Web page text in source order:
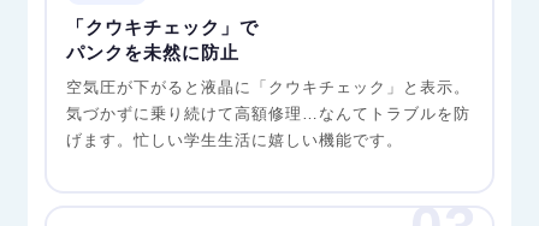
「クウキチェック」で
パンクを未然に防止
空気圧が下がると液晶に「クウキチェック」と表示。
気づかずに乗り続けて高額修理…なんてトラブルを防
げます。忙しい学生生活に嬉しい機能です。